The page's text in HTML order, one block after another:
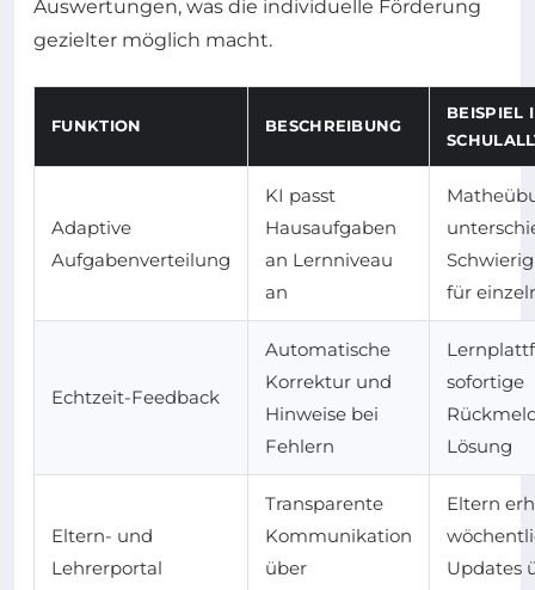
Auswertungen, was die individuelle Förderung
gezielter möglich macht.
FUNKTION BESCHREIBUNG
BEISPIEL
Adaptive
Aufgabenverteilung
KI passt
Hausaufgaben
an Lernniveau
an
für
Echtzeit-Feedback
Automatische
Korrektur und
Hinweise bei
Fehlern
sofortige
Lösung
Eltern- und
Lehrerportal
Transparente
Kommunikation
über
Eltern
Updates